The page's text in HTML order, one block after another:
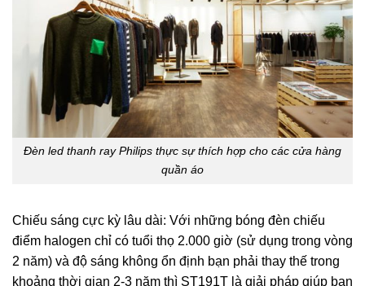
Đèn led thanh ray Philips thực sự thích hợp cho các cửa hàng
quần áo
Chiếu sáng cực kỳ lâu dài: Với những bóng đèn chiếu
điểm halogen chỉ có tuổi thọ 2.000 giờ (sử dụng trong vòng
2 năm) và độ sáng không ổn định bạn phải thay thế trong
khoảng thời gian 2-3 năm thì ST191T là giải pháp giúp bạn